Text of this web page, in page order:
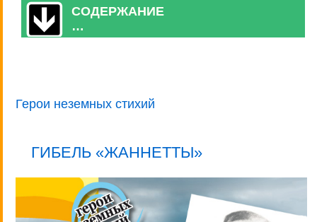
СОДЕРЖАНИЕ
…
Герои неземных стихий
ГИБЕЛЬ «ЖАННЕТТЫ»